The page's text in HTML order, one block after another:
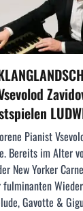
Pianist
Bereits im Alter
New Yorker
Gavotte &